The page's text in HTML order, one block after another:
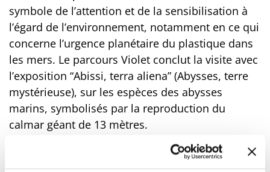
symbole de l’attention et de la sensibilisation à
l’égard de l’environnement, notamment en ce qui
concerne l’urgence planétaire du plastique dans
les mers. Le parcours Violet conclut la visite avec
l’exposition “Abissi, terra aliena” (Abysses, terre
mystérieuse), sur les espèces des abysses
marins, symbolisés par la reproduction du
calmar géant de 13 mètres.
Le billet comprend les passionnants rendez-vous